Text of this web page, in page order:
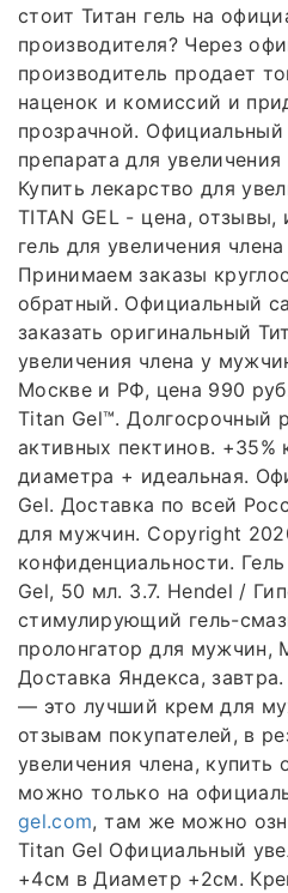
стоит Титан гель на
производителя? Через
производитель продает
наценок и комиссий и
прозрачной. Официальный
препарата для увеличения
Купить лекарство для
TITAN GEL - цена, отзывы,
гель для увеличения
Принимаем заказы
обратный. Официальный
заказать оригинальный
увеличения члена у
Москве и РФ, цена 990
Titan Gel™. Долгосрочный
активных пектинов. +35%
диаметра + идеальная.
Gel. Доставка по всей
для мужчин. Copyright
конфиденциальности.
Gel, 50 мл. 3.7. Hendel /
стимулирующий гель-
пролонгатор для мужчин,
Доставка Яндекса,
— это лучший крем для
отзывам покупателей, в
увеличения члена, купить
можно только на
gel.com, там же можно
Titan Gel Официальный
+4см в Диаметр +2см.